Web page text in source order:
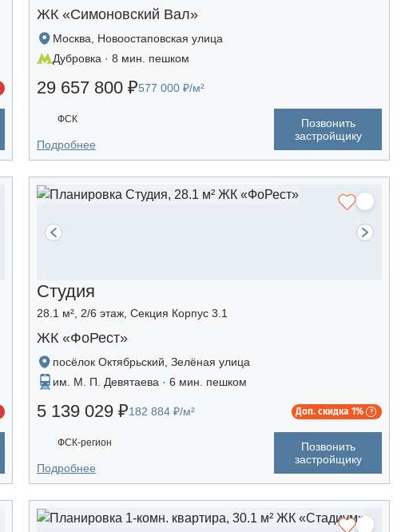
ЖК «Симоновский Вал»
Москва, Новоостаповская улица
Дубровка · 8 мин. пешком
29 657 800 ₽577 000 ₽/м²
ФСК
Позвонить
застройщику
Подробнее
Студия
28.1 м², 2/6 этаж, Секция Корпус 3.1
ЖК «ФоРест»
посёлок Октябрьский, Зелёная улица
им. М. П. Девятаева · 6 мин. пешком
5 139 029 ₽182 884 ₽/м² Доп. скидка 1%
ФСК-регион
Позвонить
застройщику
Подробнее